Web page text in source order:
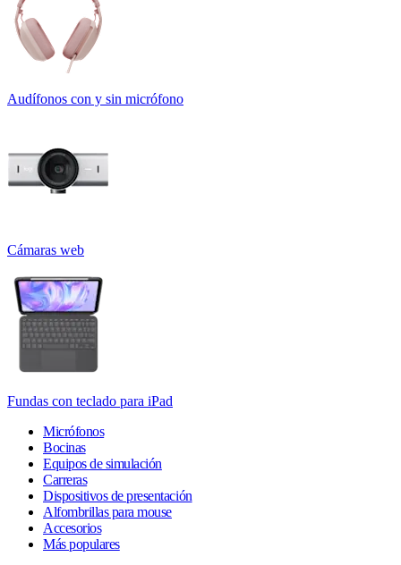
Audífonos con y sin micrófono
Cámaras web
Fundas con teclado para iPad
Micrófonos
Bocinas
Equipos de simulación
Carreras
Dispositivos de presentación
Alfombrillas para mouse
Accesorios
Más populares